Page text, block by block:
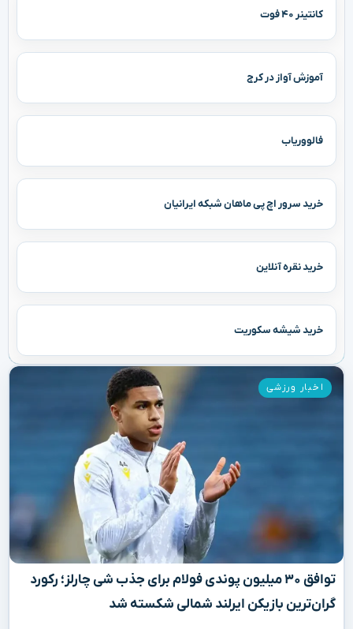
کانتینر ۴۰ فوت
آموزش آواز در کرج
فالووریاب
خرید سرور اچ پی ماهان شبکه ایرانیان
خرید نقره آنلاین
خرید شیشه سکوریت
توافق ۳۰ میلیون پوندی فولام برای جذب شی چارلز؛ رکورد
گران‌ترین بازیکن ایرلند شمالی شکسته شد
اخبار ورزشی